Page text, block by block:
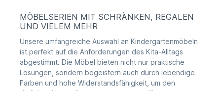
MÖBELSERIEN MIT SCHRÄNKEN, REGALEN
UND VIELEM MEHR
Unsere umfangreiche Auswahl an Kindergartenmöbeln
ist perfekt auf die Anforderungen des Kita-Alltags
abgestimmt. Die Möbel bieten nicht nur praktische
Lösungen, sondern begeistern auch durch lebendige
Farben und hohe Widerstandsfähigkeit, um den